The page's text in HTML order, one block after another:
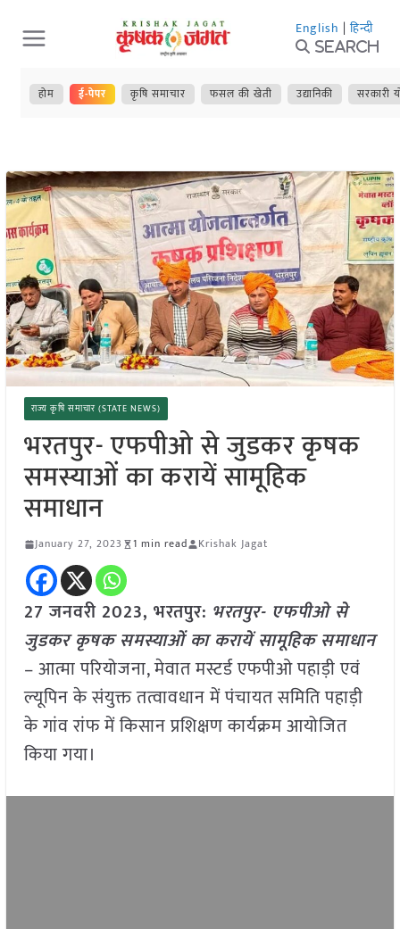
Skip
to
content
English | हिन्दी
Search
होम ई-पेपर कृषि समाचार फसल की खेती उद्यानिकी सरकारी
राज्य कृषि समाचार (STATE NEWS)
भरतपुर- एफपीओ से जुडकर कृषक
समस्याओं का करायें सामूहिक
समाधान
January 27, 2023 1 min read Krishak Jagat
27 जनवरी 2023, भरतपुर: भरतपुर- एफपीओ से
जुडकर कृषक समस्याओं का करायें सामूहिक समाधान
– आत्मा परियोजना, मेवात मस्टर्ड एफपीओ पहाड़ी एवं
ल्यूपिन के संयुक्त तत्वावधान में पंचायत समिति पहाड़ी
के गांव रांफ में किसान प्रशिक्षण कार्यक्रम आयोजित
किया गया।